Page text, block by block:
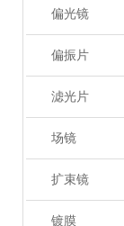
偏光镜
偏振片
滤光片
场镜
扩束镜
镀膜